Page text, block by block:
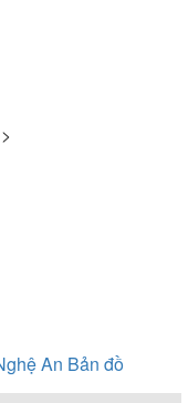
An Bản đồ